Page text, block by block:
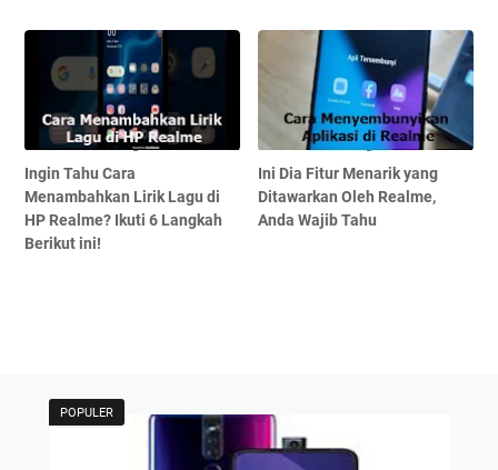
Ingin Tahu Cara
Menambahkan Lirik Lagu di
HP Realme? Ikuti 6 Langkah
Berikut ini!
Ini Dia Fitur Menarik yang
Ditawarkan Oleh Realme,
Anda Wajib Tahu
POPULER